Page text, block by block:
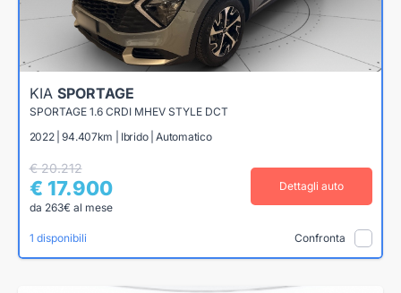
KIA SPORTAGE
SPORTAGE 1.6 CRDI MHEV STYLE DCT
2022 | 94.407km | Ibrido | Automatico
€ 20.212
€ 17.900
da 263€ al mese
Dettagli auto
1 disponibili Confronta